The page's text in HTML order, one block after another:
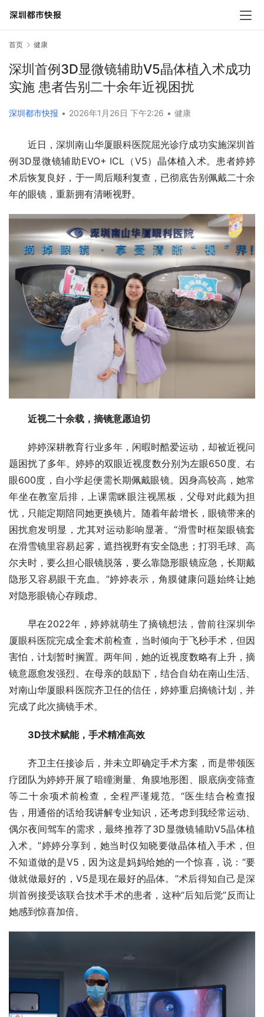
首页 健康
深圳首例3D显微镜辅助V5晶体植入术成功
实施 患者告别二十余年近视困扰
深圳都市快报 • 2026年1月26日 下午2:26 • 健康
近日，深圳南山华厦眼科医院屈光诊疗成功实施深圳首
例3D显微镜辅助EVO+ ICL（V5）晶体植入术。患者婷婷
术后恢复良好，于一周后顺利复查，已彻底告别佩戴二十余
年的眼镜，重新拥有清晰视野。
近视二十余载，摘镜意愿迫切
婷婷深耕教育行业多年，闲暇时酷爱运动，却被近视问
题困扰了多年。婷婷的双眼近视度数分别为左眼650度、右
眼600度，自小学起便需长期佩戴眼镜。因身高较高，她常
年坐在教室后排，上课需眯眼注视黑板，父母对此颇为担
忧，只能定期陪同她更换镜片。随着年龄增长，眼镜带来的
困扰愈发明显，尤其对运动影响显著。“滑雪时框架眼镜套
在滑雪镜里容易起雾，遮挡视野有安全隐患；打羽毛球、高
尔夫时，要么担心眼镜脱落，要么靠隐形眼镜应急，长期戴
隐形又容易眼干充血。”婷婷表示，角膜健康问题始终让她
对隐形眼镜心存顾虑。
早在2022年，婷婷就萌生了摘镜想法，曾前往深圳华
厦眼科医院完成全套术前检查，当时倾向于飞秒手术，但因
害怕，计划暂时搁置。两年间，她的近视度数略有上升，摘
镜意愿愈发强烈。在母亲的鼓励下，结合自幼在南山生活、
对南山华厦眼科医院齐卫任的信任，婷婷重启摘镜计划，并
完成了此次摘镜手术。
3D技术赋能，手术精准高效
齐卫主任接诊后，并未立即确定手术方案，而是带领医
疗团队为婷婷开展了暗瞳测量、角膜地形图、眼底病变筛查
等二十余项术前检查，全程严谨规范。“医生结合检查报
告，用通俗的话给我讲解专业知识，还考虑到我经常运动、
偶尔夜间驾车的需求，最终推荐了3D显微镜辅助V5晶体植
入术。”婷婷分享到，她当时仅知晓要做晶体植入手术，但
不知道做的是V5，因为这是妈妈给她的一个惊喜，说：“要
做就做最好的，V5是现在最好的晶体。”术后得知自己是深
圳首例接受该联合技术手术的患者，这种“后知后觉”反而让
她感到惊喜加倍。